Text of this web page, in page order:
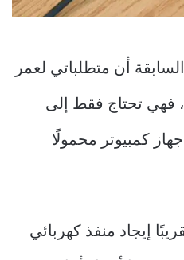
أن متطلباتي لعمر
فهي تحتاج فقط إلى
كمبيوتر محمولًا
إيجاد منفذ كهربائي